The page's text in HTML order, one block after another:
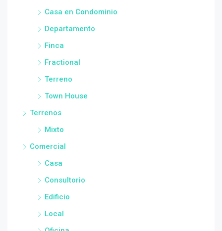
Casa en Condominio
Departamento
Finca
Fractional
Terreno
Town House
Terrenos
Mixto
Comercial
Casa
Consultorio
Edificio
Local